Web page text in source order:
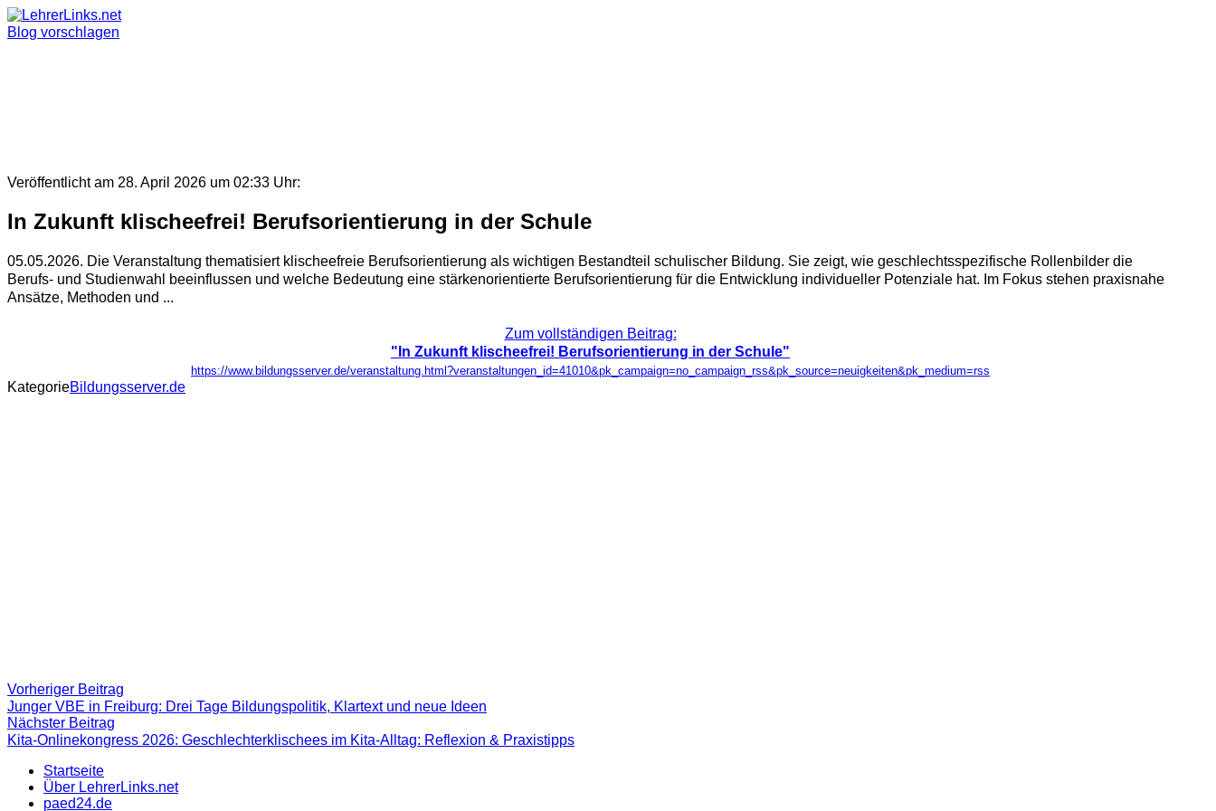
Skip
to
Blog vorschlagen
Veröffentlicht am 28. April 2026 um 02:33 Uhr:
In Zukunft klischeefrei! Berufsorientierung in der Schule
05.05.2026. Die Veranstaltung thematisiert klischeefreie Berufsorientierung als wichtigen Bestandteil schulischer Bildung. Sie zeigt, wie geschlechtsspezifische Rollenbilder die
Berufs- und Studienwahl beeinflussen und welche Bedeutung eine stärkenorientierte Berufsorientierung für die Entwicklung individueller Potenziale hat. Im Fokus stehen praxisnahe
Ansätze, Methoden und ...
Zum vollständigen Beitrag:
"In Zukunft klischeefrei! Berufsorientierung in der Schule"
https://www.bildungsserver.de/veranstaltung.html?veranstaltungen_id=41010&pk_campaign=no_campaign_rss&pk_source=neuigkeiten&pk_medium=rss
KategorieBildungsserver.de
Beitragsnavigation
Vorheriger Beitrag
Beitrag:
Junger VBE in Freiburg: Drei Tage Bildungspolitik, Klartext und neue Ideen
Nächster Beitrag
Beitrag
Kita-Onlinekongress 2026: Geschlechterklischees im Kita-Alltag: Reflexion & Praxistipps
Startseite
Über LehrerLinks.net
paed24.de